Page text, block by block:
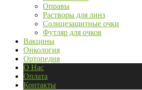
Оправы
Растворы для линз
Солнцезащитные очки
Футляр для очков
Вакцины
Онкология
Ортопедия
О Нас
Оплата
Контакты